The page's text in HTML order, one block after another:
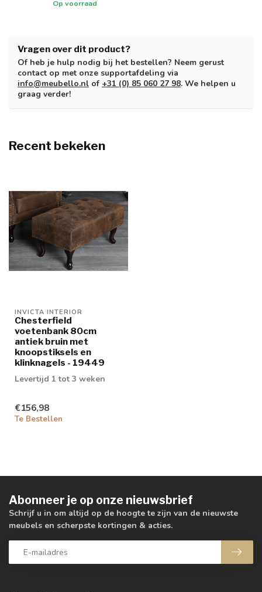
Op voorraad
Vragen over dit product?
Of heb je hulp nodig bij het bestellen? Neem gerust
contact op met onze supportafdeling via
info@meubello.nl of +31 (0) 85 060 27 98. We helpen u
graag verder!
Recent bekeken
INVICTA INTERIOR
Chesterfield
voetenbank 80cm
antiek bruin met
knoopstiksels en
klinknagels - 19449
Levertijd 1 tot 3 weken
€156,98
Te Bestellen
Abonneer je op onze nieuwsbrief
Schrijf u in om altijd op de hoogte te zijn van de nieuwste
meubels en scherpste kortingen & acties.